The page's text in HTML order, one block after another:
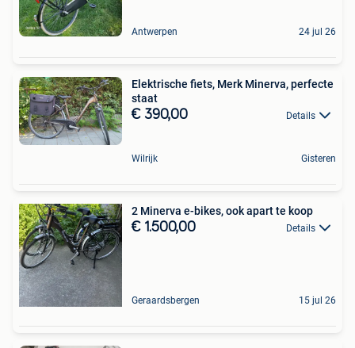
Antwerpen 24 jul 26
Elektrische fiets, Merk Minerva, perfecte
staat
€ 390,00 Details
Wilrijk Gisteren
2 Minerva e-bikes, ook apart te koop
€ 1.500,00 Details
Geraardsbergen 15 jul 26